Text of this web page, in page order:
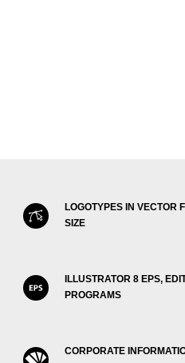
LOGOTYPES IN VECTOR
SIZE
ILLUSTRATOR 8 EPS,
PROGRAMS
CORPORATE